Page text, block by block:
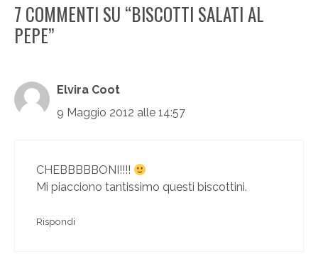
7 COMMENTI SU “BISCOTTI SALATI AL
PEPE”
Elvira Coot
9 Maggio 2012 alle 14:57
CHEBBBBBONI!!!!
Mi piacciono tantissimo questi biscottini.
Rispondi